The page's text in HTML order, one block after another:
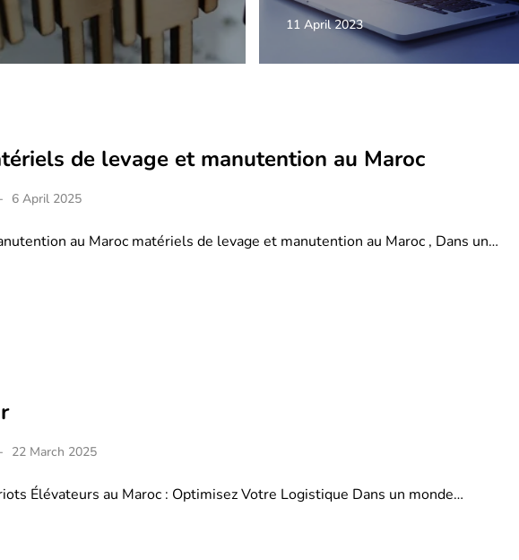
11 April 2023
de levage et manutention au Maroc
6 April 2025
au Maroc matériels de levage et manutention au Maroc , Dans un…
22 March 2025
Élévateurs au Maroc : Optimisez Votre Logistique Dans un monde…